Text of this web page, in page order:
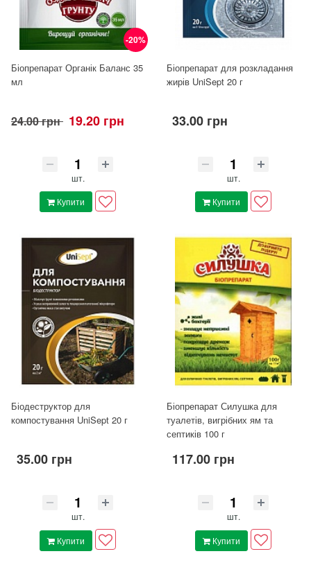
-20%
Біопрепарат Органік Баланс 35
мл
24.00 грн 19.20 грн
шт.
Купити
Біопрепарат для розкладання
жирів UniSept 20 г
33.00 грн
шт.
Купити
Біодеструктор для
компостування UniSept 20 г
35.00 грн
шт.
Купити
Біопрепарат Силушка для
туалетів, вигрібних ям та
септиків 100 г
117.00 грн
шт.
Купити